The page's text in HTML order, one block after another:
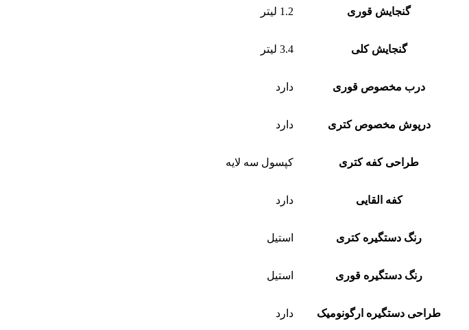
گنجایش قوری 1.2 لیتر
گنجایش کلی 3.4 لیتر
درب مخصوص قوری دارد
درپوش مخصوص کتری دارد
طراحی کفه کتری کپسول سه لایه
کفه القایی دارد
رنگ دستگیره کتری استیل
رنگ دستگیره قوری استیل
طراحی دستگیره ارگونومیک دارد